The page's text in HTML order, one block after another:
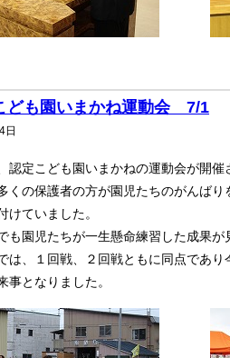
ども園いまかね運動会 7/1
日
定こども園いまかねの運動会が開催
くの保護者の方が園児たちのがんばり
けていました。
園児たちが一生懸命練習した成果が
は、１回戦、２回戦ともに同点であり
事となりました。